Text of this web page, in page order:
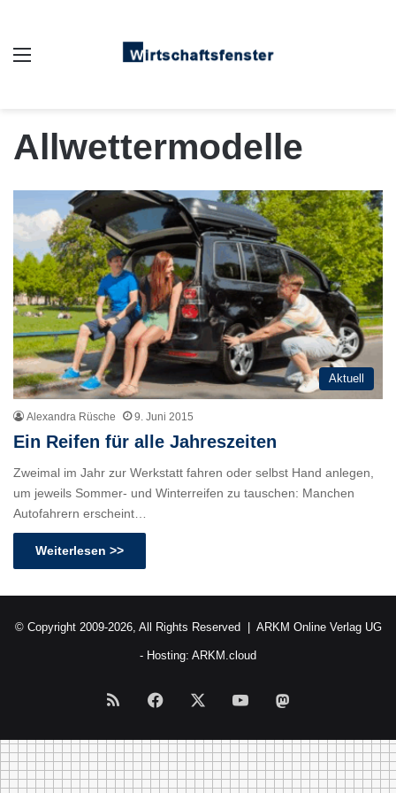
Allwettermodelle
Aktuell
Alexandra Rüsche 9. Juni 2015
Ein Reifen für alle Jahreszeiten
Zweimal im Jahr zur Werkstatt fahren oder selbst Hand anlegen,
um jeweils Sommer- und Winterreifen zu tauschen: Manchen
Autofahrern erscheint…
Weiterlesen >>
© Copyright 2009-2026, All Rights Reserved | ARKM Online Verlag UG
- Hosting: ARKM.cloud
RSS Facebook YouTube